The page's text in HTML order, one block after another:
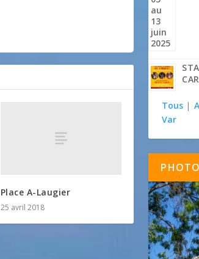
Place A-Laugier
25 avril 2018
Tous |
Var